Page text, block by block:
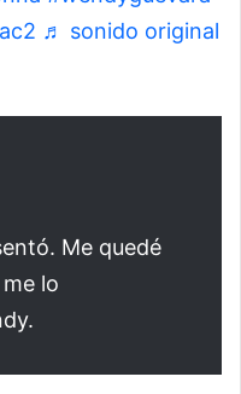
♬ sonido original
Me quedé
lo